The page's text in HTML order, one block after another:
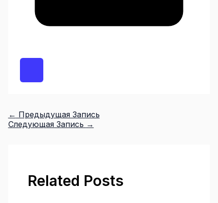
← Предыдущая Запись
Следующая Запись →
Related Posts